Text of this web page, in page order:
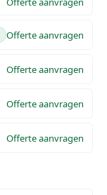
Offerte aanvragen
Offerte aanvragen
Offerte aanvragen
Offerte aanvragen